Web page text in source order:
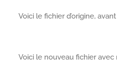
Voici le fichier d’origine,
Voici le nouveau fichier